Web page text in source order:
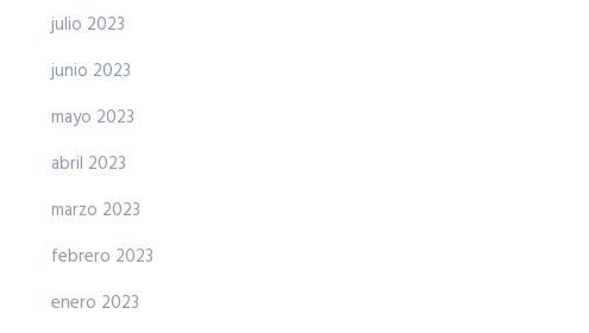
julio 2023
junio 2023
mayo 2023
abril 2023
marzo 2023
febrero 2023
enero 2023